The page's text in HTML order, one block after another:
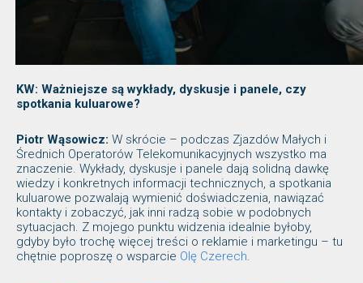
KW: Ważniejsze są wykłady, dyskusje i panele, czy
spotkania kuluarowe?
Piotr Wąsowicz: W skrócie – podczas Zjazdów Małych i
Średnich Operatorów Telekomunikacyjnych wszystko ma
znaczenie. Wykłady, dyskusje i panele dają solidną dawkę
wiedzy i konkretnych informacji technicznych, a spotkania
kuluarowe pozwalają wymienić doświadczenia, nawiązać
kontakty i zobaczyć, jak inni radzą sobie w podobnych
sytuacjach. Z mojego punktu widzenia idealnie byłoby,
gdyby było trochę więcej treści o reklamie i marketingu – tu
chętnie poproszę o wsparcie Olę Czerech.